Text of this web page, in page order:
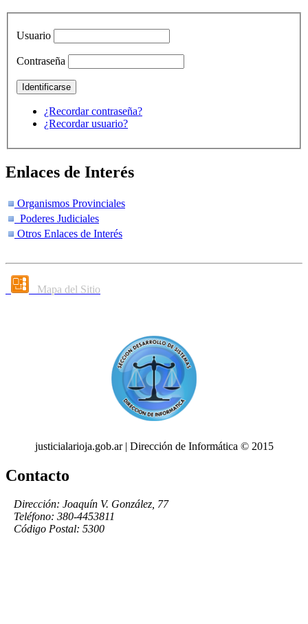
Usuario
Contraseña
¿Recordar contraseña?
¿Recordar usuario?
Enlaces de Interés
Organismos Provinciales
Poderes Judiciales
Otros Enlaces de Interés
Mapa del Sitio
justicialarioja.gob.ar | Dirección de Informática © 2015
Contacto
Dirección: Joaquín V. González, 77
Teléfono: 380-4453811
Código Postal: 5300